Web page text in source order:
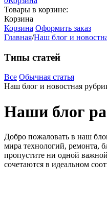
Товары в корзине:
Корзина
Корзина Оформить заказ
Главная/Наш блог и
Типы статей
Все Обычная статья
Наш блог и новостная
Наши блог
Добро пожаловать в наш
мира технологий, ремонта,
пропустите ни одной
сочетаются в идеальном